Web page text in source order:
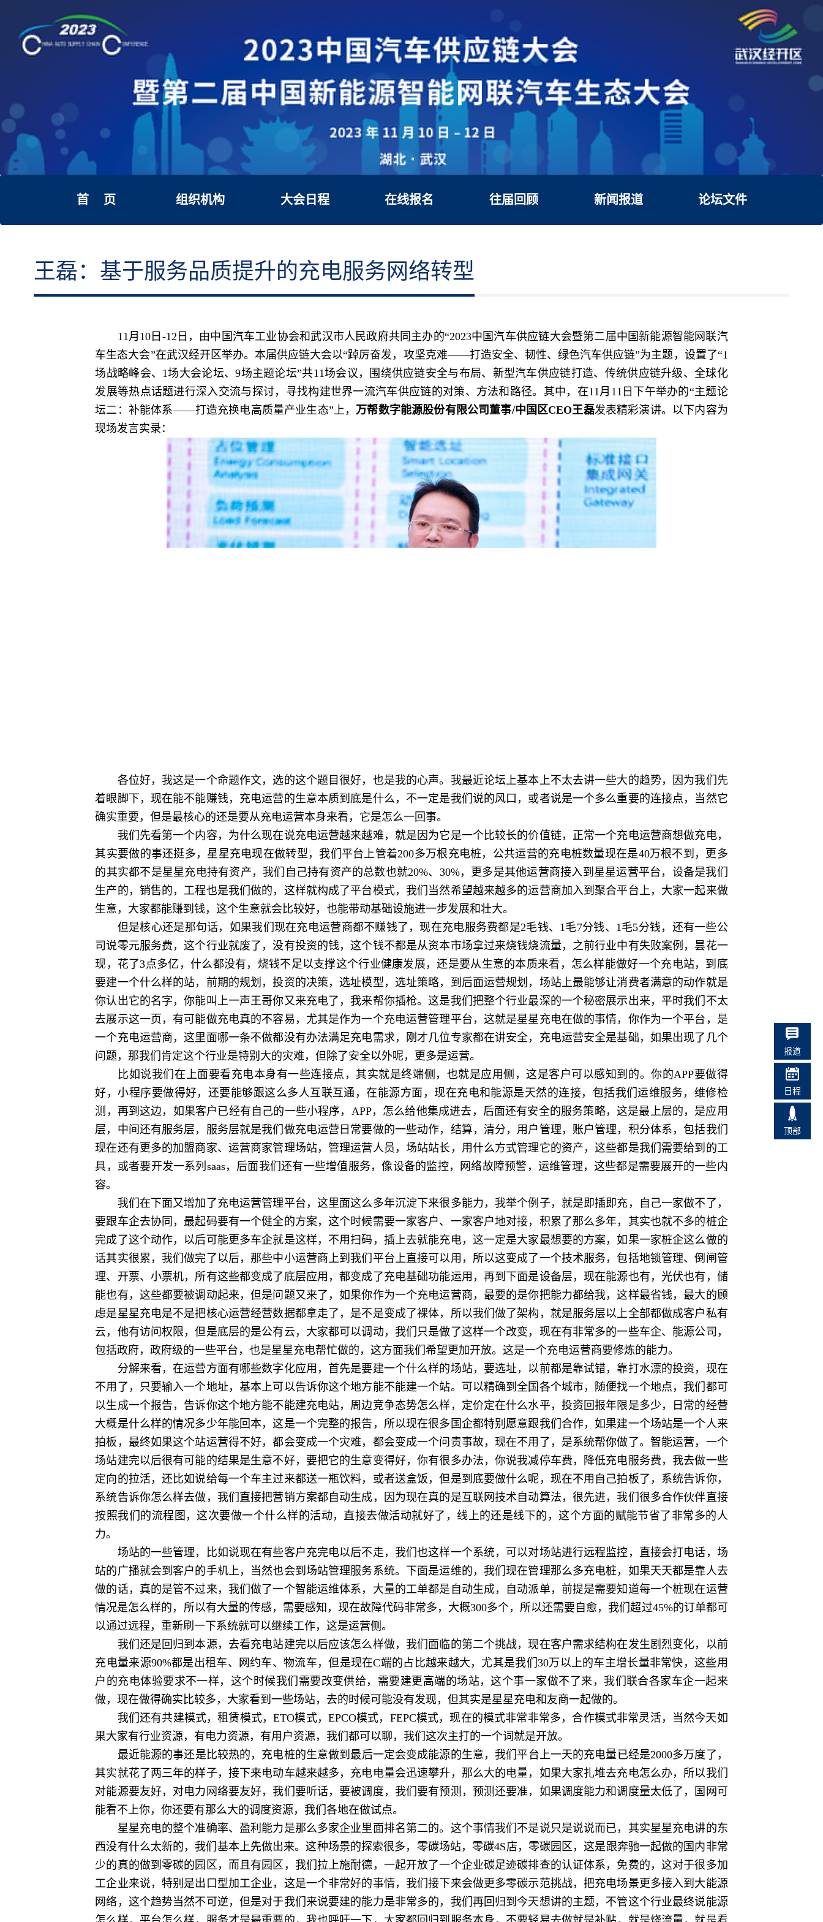
首 页 组织机构 大会日程 在线报名 往届回顾 新闻报道 论坛文件
王磊：基于服务品质提升的充电服务网络转型
11月10日-12日，由中国汽车工业协会和武汉市人民政府共同主办的“2023中国汽车供应链大会暨第二届中国新能源智能网联汽
车生态大会”在武汉经开区举办。本届供应链大会以“踔厉奋发，攻坚克难——打造安全、韧性、绿色汽车供应链”为主题，设置了“1
场战略峰会、1场大会论坛、9场主题论坛”共11场会议，围绕供应链安全与布局、新型汽车供应链打造、传统供应链升级、全球化
发展等热点话题进行深入交流与探讨，寻找构建世界一流汽车供应链的对策、方法和路径。其中，在11月11日下午举办的“主题论
坛二：补能体系——打造充换电高质量产业生态”上，万帮数字能源股份有限公司董事/中国区CEO王磊发表精彩演讲。以下内容为
现场发言实录：
各位好，我这是一个命题作文，选的这个题目很好，也是我的心声。我最近论坛上基本上不太去讲一些大的趋势，因为我们先
着眼脚下，现在能不能赚钱，充电运营的生意本质到底是什么，不一定是我们说的风口，或者说是一个多么重要的连接点，当然它
确实重要，但是最核心的还是要从充电运营本身来看，它是怎么一回事。
我们先看第一个内容，为什么现在说充电运营越来越难，就是因为它是一个比较长的价值链，正常一个充电运营商想做充电，
其实要做的事还挺多，星星充电现在做转型，我们平台上管着200多万根充电桩，公共运营的充电桩数量现在是40万根不到，更多
的其实都不是星星充电持有资产，我们自己持有资产的总数也就20%、30%，更多是其他运营商接入到星星运营平台，设备是我们
生产的，销售的，工程也是我们做的，这样就构成了平台模式，我们当然希望越来越多的运营商加入到聚合平台上，大家一起来做
生意，大家都能赚到钱，这个生意就会比较好，也能带动基础设施进一步发展和壮大。
但是核心还是那句话，如果我们现在充电运营商都不赚钱了，现在充电服务费都是2毛钱、1毛7分钱、1毛5分钱，还有一些公
司说零元服务费，这个行业就废了，没有投资的钱，这个钱不都是从资本市场拿过来烧钱烧流量，之前行业中有失败案例，昙花一
现，花了3点多亿，什么都没有，烧钱不足以支撑这个行业健康发展，还是要从生意的本质来看，怎么样能做好一个充电站，到底
要建一个什么样的站，前期的规划，投资的决策，选址模型，选址策略，到后面运营规划，场站上最能够让消费者满意的动作就是
你认出它的名字，你能叫上一声王哥你又来充电了，我来帮你插枪。这是我们把整个行业最深的一个秘密展示出来，平时我们不太
去展示这一页，有可能做充电真的不容易，尤其是作为一个充电运营管理平台，这就是星星充电在做的事情，你作为一个平台，是
一个充电运营商，这里面哪一条不做都没有办法满足充电需求，刚才几位专家都在讲安全，充电运营安全是基础，如果出现了几个
问题，那我们肯定这个行业是特别大的灾难，但除了安全以外呢，更多是运营。
比如说我们在上面要看充电本身有一些连接点，其实就是终端侧，也就是应用侧，这是客户可以感知到的。你的APP要做得
好，小程序要做得好，还要能够跟这么多人互联互通，在能源方面，现在充电和能源是天然的连接，包括我们运维服务，维修检
测，再到这边，如果客户已经有自己的一些小程序，APP，怎么给他集成进去，后面还有安全的服务策略，这是最上层的，是应用
层，中间还有服务层，服务层就是我们做充电运营日常要做的一些动作，结算，清分，用户管理，账户管理，积分体系，包括我们
现在还有更多的加盟商家、运营商家管理场站，管理运营人员，场站站长，用什么方式管理它的资产，这些都是我们需要给到的工
具，或者要开发一系列saas，后面我们还有一些增值服务，像设备的监控，网络故障预警，运维管理，这些都是需要展开的一些内
容。
我们在下面又增加了充电运营管理平台，这里面这么多年沉淀下来很多能力，我举个例子，就是即插即充，自己一家做不了，
要跟车企去协同，最起码要有一个健全的方案，这个时候需要一家客户、一家客户地对接，积累了那么多年，其实也就不多的桩企
完成了这个动作，以后可能更多车企就是这样，不用扫码，插上去就能充电，这一定是大家最想要的方案，如果一家桩企这么做的
话其实很累，我们做完了以后，那些中小运营商上到我们平台上直接可以用，所以这变成了一个技术服务，包括地锁管理、倒闸管
理、开票、小票机，所有这些都变成了底层应用，都变成了充电基础功能运用，再到下面是设备层，现在能源也有，光伏也有，储
能也有，这些都要被调动起来，但是问题又来了，如果你作为一个充电运营商，最要的是你把能力都给我，这样最省钱，最大的顾
虑是星星充电是不是把核心运营经营数据都拿走了，是不是变成了裸体，所以我们做了架构，就是服务层以上全部都做成客户私有
云，他有访问权限，但是底层的是公有云，大家都可以调动，我们只是做了这样一个改变，现在有非常多的一些车企、能源公司，
包括政府，政府级的一些平台，也是星星充电帮忙做的，这方面我们希望更加开放。这是一个充电运营商要修炼的能力。
分解来看，在运营方面有哪些数字化应用，首先是要建一个什么样的场站，要选址，以前都是靠试错，靠打水漂的投资，现在
不用了，只要输入一个地址，基本上可以告诉你这个地方能不能建一个站。可以精确到全国各个城市，随便找一个地点，我们都可
以生成一个报告，告诉你这个地方能不能建充电站，周边竞争态势怎么样，定价定在什么水平，投资回报年限是多少，日常的经营
大概是什么样的情况多少年能回本，这是一个完整的报告，所以现在很多国企都特别愿意跟我们合作，如果建一个场站是一个人来
拍板，最终如果这个站运营得不好，都会变成一个灾难，都会变成一个问责事故，现在不用了，是系统帮你做了。智能运营，一个
场站建完以后很有可能的结果是生意不好，要把它的生意变得好，你有很多办法，你说我减停车费，降低充电服务费，我去做一些
定向的拉活，还比如说给每一个车主过来都送一瓶饮料，或者送盒饭，但是到底要做什么呢，现在不用自己拍板了，系统告诉你，
系统告诉你怎么样去做，我们直接把营销方案都自动生成，因为现在真的是互联网技术自动算法，很先进，我们很多合作伙伴直接
按照我们的流程图，这次要做一个什么样的活动，直接去做活动就好了，线上的还是线下的，这个方面的赋能节省了非常多的人
力。
场站的一些管理，比如说现在有些客户充完电以后不走，我们也这样一个系统，可以对场站进行远程监控，直接会打电话，场
站的广播就会到客户的手机上，当然也会到场站管理服务系统。下面是运维的，我们现在管理那么多充电桩，如果天天都是靠人去
做的话，真的是管不过来，我们做了一个智能运维体系，大量的工单都是自动生成，自动派单，前提是需要知道每一个桩现在运营
情况是怎么样的，所以有大量的传感，需要感知，现在故障代码非常多，大概300多个，所以还需要自愈，我们超过45%的订单都可
以通过远程，重新刷一下系统就可以继续工作，这是运营侧。
我们还是回归到本源，去看充电站建完以后应该怎么样做，我们面临的第二个挑战，现在客户需求结构在发生剧烈变化，以前
充电量来源90%都是出租车、网约车、物流车，但是现在C端的占比越来越大，尤其是我们30万以上的车主增长量非常快，这些用
户的充电体验要求不一样，这个时候我们需要改变供给，需要建更高端的场站，这个事一家做不了来，我们联合各家车企一起来
做，现在做得确实比较多，大家看到一些场站，去的时候可能没有发现，但其实是星星充电和友商一起做的。
我们还有共建模式，租赁模式，ETO模式，EPCO模式，FEPC模式，现在的模式非常非常多，合作模式非常灵活，当然今天如
果大家有行业资源，有电力资源，有用户资源，我们都可以聊，我们这次主打的一个词就是开放。
最近能源的事还是比较热的，充电桩的生意做到最后一定会变成能源的生意，我们平台上一天的充电量已经是2000多万度了，
其实就花了两三年的样子，接下来电动车越来越多，充电电量会迅速攀升，那么大的电量，如果大家扎堆去充电怎么办，所以我们
对能源要友好，对电力网络要友好，我们要听话，要被调度，我们要有预测，预测还要准，如果调度能力和调度量太低了，国网可
能看不上你，你还要有那么大的调度资源，我们各地在做试点。
星星充电的整个准确率、盈利能力是那么多家企业里面排名第二的。这个事情我们不是说只是说说而已，其实星星充电讲的东
西没有什么太新的，我们基本上先做出来。这种场景的探索很多，零碳场站，零碳4S店，零碳园区，这是跟奔驰一起做的国内非常
少的真的做到零碳的园区，而且有园区，我们拉上施耐德，一起开放了一个企业碳足迹碳排查的认证体系，免费的，这对于很多加
工企业来说，特别是出口型加工企业，这是一个非常好的事情，我们接下来会做更多零碳示范挑战，把充电场景更多接入到大能源
网络，这个趋势当然不可逆，但是对于我们来说要建的能力是非常多的，我们再回归到今天想讲的主题，不管这个行业最终说能源
报道
日程
顶部